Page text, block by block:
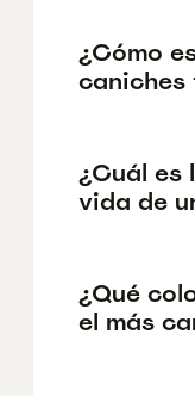
¿Cómo
caniches
¿Cuál es
vida de
¿Qué
el más